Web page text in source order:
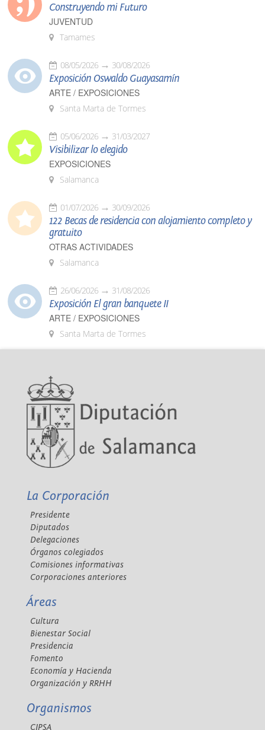
Construyendo mi Futuro
JUVENTUD
Tamames
08/05/2026 30/08/2026
Exposición Oswaldo Guayasamín
ARTE / EXPOSICIONES
Santa Marta de Tormes
05/06/2026 31/03/2027
Visibilizar lo elegido
EXPOSICIONES
Salamanca
01/07/2026 30/09/2026
122 Becas de residencia con alojamiento completo y
gratuito
OTRAS ACTIVIDADES
Salamanca
26/06/2026 31/08/2026
Exposición El gran banquete II
ARTE / EXPOSICIONES
Santa Marta de Tormes
La Corporación
Presidente
Diputados
Delegaciones
Órganos colegiados
Comisiones informativas
Corporaciones anteriores
Áreas
Cultura
Bienestar Social
Presidencia
Fomento
Economía y Hacienda
Organización y RRHH
Organismos
CIPSA